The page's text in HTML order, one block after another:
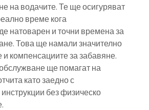
на водачите. Те ще осигуряват
време кога
натоварен и точни времена за
Това ще намали значително
и компенсациите за забавяне.
ще помагат на
като заедно с
без физическо